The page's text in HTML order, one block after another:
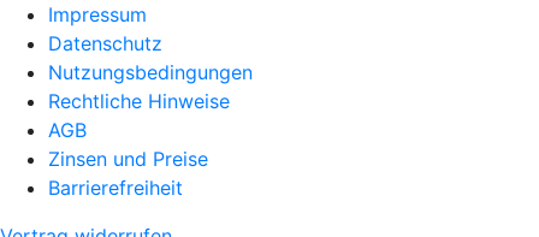
Impressum
Datenschutz
Nutzungsbedingungen
Rechtliche Hinweise
AGB
Zinsen und Preise
Barrierefreiheit